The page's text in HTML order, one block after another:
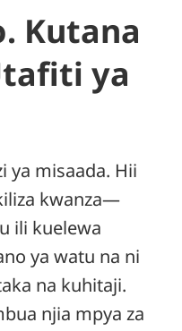
Kutana
ya
ya misaada. Hii
kwanza—
ili kuelewa
ya watu na ni
na kuhitaji.
njia mpya za